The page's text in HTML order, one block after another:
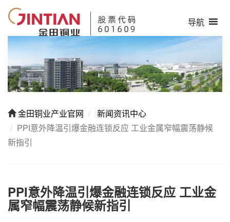
导航
金田铜业产业官网
新闻资讯中心
PPI意外降温引爆金融连锁反应 工业金属窄幅震荡静候
新指引​
PPI意外降温引爆金融连锁反应 工业金
属窄幅震荡静候新指引​